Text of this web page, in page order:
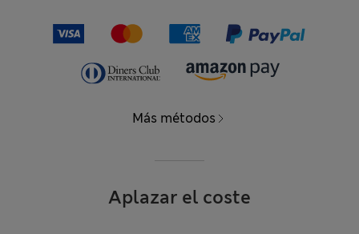
Más métodos
Aplazar el coste